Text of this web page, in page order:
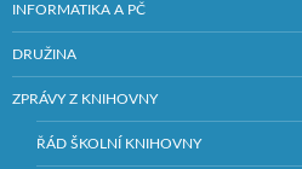
INFORMATIKA A PČ
DRUŽINA
ZPRÁVY Z KNIHOVNY
ŘÁD ŠKOLNÍ KNIHOVNY